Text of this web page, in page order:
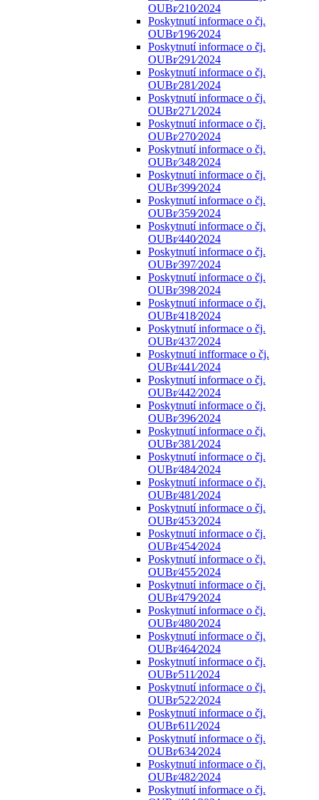
OUBr⁄210⁄2024
Poskytnutí informace o čj.
OUBr⁄196⁄2024
Poskytnutí informace o čj.
OUBr⁄291⁄2024
Poskytnutí informace o čj.
OUBr⁄281⁄2024
Poskytnutí informace o čj.
OUBr⁄271⁄2024
Poskytnutí informace o čj.
OUBr⁄270⁄2024
Poskytnutí informace o čj.
OUBr⁄348⁄2024
Poskytnutí informace o čj.
OUBr⁄399⁄2024
Poskytnutí informace o čj.
OUBr⁄359⁄2024
Poskytnutí informace o čj.
OUBr⁄440⁄2024
Poskytnutí informace o čj.
OUBr⁄397⁄2024
Poskytnutí informace o čj.
OUBr⁄398⁄2024
Poskytnutí informace o čj.
OUBr⁄418⁄2024
Poskytnutí informace o čj.
OUBr⁄437⁄2024
Poskytnutí infformace o čj.
OUBr⁄441⁄2024
Poskytnutí informace o čj.
OUBr⁄442⁄2024
Poskytnutí informace o čj.
OUBr⁄396⁄2024
Poskytnutí informace o čj.
OUBr⁄381⁄2024
Poskytnutí informace o čj.
OUBr⁄484⁄2024
Poskytnutí informace o čj.
OUBr⁄481⁄2024
Poskytnutí informace o čj.
OUBr⁄453⁄2024
Poskytnutí informace o čj.
OUBr⁄454⁄2024
Poskytnutí informace o čj.
OUBr⁄455⁄2024
Poskytnutí informace o čj.
OUBr⁄479⁄2024
Poskytnutí informace o čj.
OUBr⁄480⁄2024
Poskytnutí informace o čj.
OUBr⁄464⁄2024
Poskytnutí informace o čj.
OUBr⁄511⁄2024
Poskytnutí informace o čj.
OUBr⁄522⁄2024
Poskytnutí informace o čj.
OUBr⁄611⁄2024
Poskytnutí informace o čj.
OUBr⁄634⁄2024
Poskytnutí informace o čj.
OUBr⁄482⁄2024
Poskytnutí informace o čj.